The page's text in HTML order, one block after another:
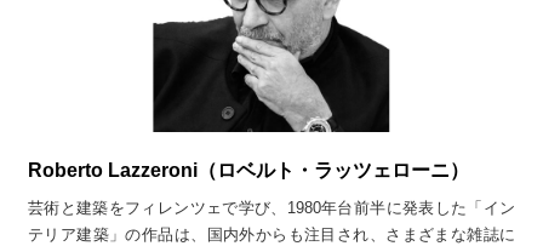
Roberto Lazzeroni（ロベルト・ラッツェローニ）
芸術と建築をフィレンツェで学び、1980年台前半に発表した「イン
テリア建築」の作品は、国内外からも注目され、さまざまな雑誌に